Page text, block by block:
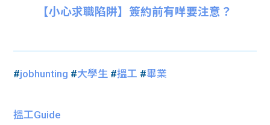
【小心求職陷阱】簽約前有咩要注意？
#jobhunting #大學生 #搵工 #畢業
搵工Guide